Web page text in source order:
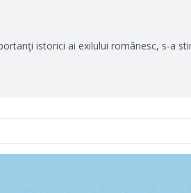
istorici ai exilului românesc, s-a